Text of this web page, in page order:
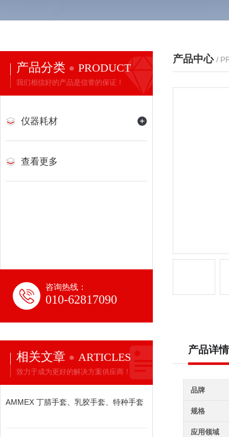
产品分类 PRODUCT
我们相信好的产品是信誉的保证！
仪器耗材
查看更多
咨询热线：
010-62817090
相关文章 ARTICLES
致力于成为更好的解决方案供应商！
AMMEX 丁腈手套、乳胶手套、特种手套
产品中心 /
产品详情
品牌
规格
应用领域